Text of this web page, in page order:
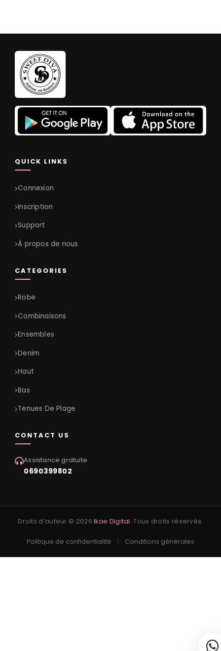
QUICK LINKS
Connexion
Inscription
Support
À propos de nous
CATEGORIES
Robe
Combinaisons
Ensembles
Denim
Haut
Bas
Tenues De Plage
CONTACT US
Assistance gratuite
0690399802
Droits d’auteur © 2026Ikae Digital. Tous droits réservés.
Politique de confidentialité Conditions générales